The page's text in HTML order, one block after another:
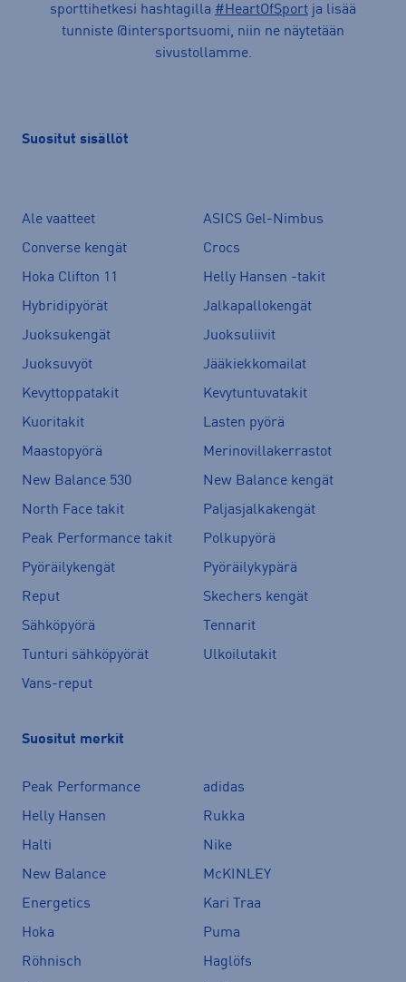
sporttihetkesi hashtagilla #HeartOfSport ja lisää
tunniste @intersportsuomi, niin ne näytetään
sivustollamme.
Suositut sisällöt
Ale vaatteet
ASICS Gel-Nimbus
Converse kengät
Crocs
Hoka Clifton 11
Helly Hansen -takit
Hybridipyörät
Jalkapallokengät
Juoksukengät
Juoksuliivit
Juoksuvyöt
Jääkiekkomailat
Kevyttoppatakit
Kevytuntuvatakit
Kuoritakit
Lasten pyörä
Maastopyörä
Merinovillakerrastot
New Balance 530
New Balance kengät
North Face takit
Paljasjalkakengät
Peak Performance takit
Polkupyörä
Pyöräilykengät
Pyöräilykypärä
Reput
Skechers kengät
Sähköpyörä
Tennarit
Tunturi sähköpyörät
Ulkoilutakit
Vans-reput
Suositut merkit
Peak Performance
adidas
Helly Hansen
Rukka
Halti
Nike
New Balance
McKINLEY
Energetics
Kari Traa
Hoka
Puma
Röhnisch
Haglöfs